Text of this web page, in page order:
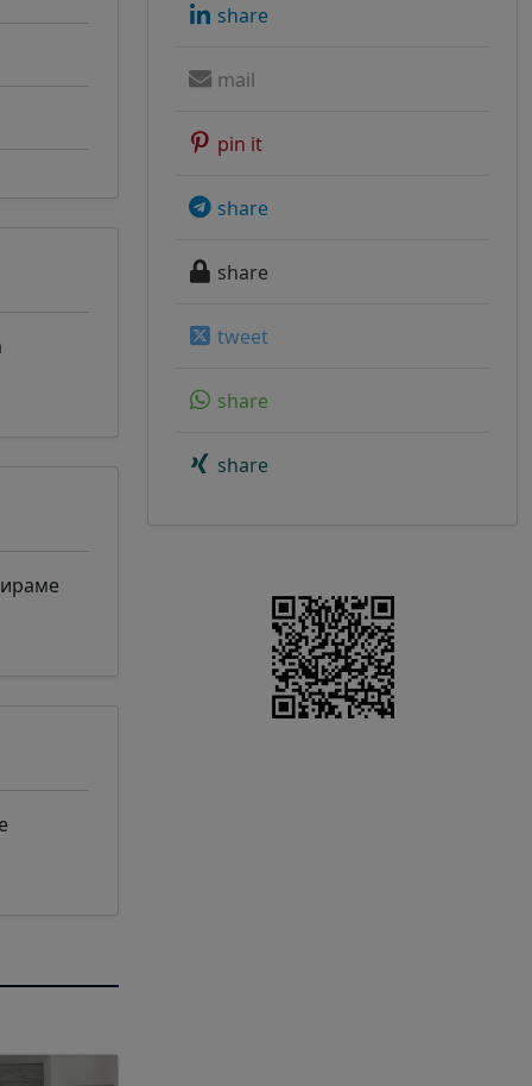
share
mail
pin it
share
share
tweet
share
share